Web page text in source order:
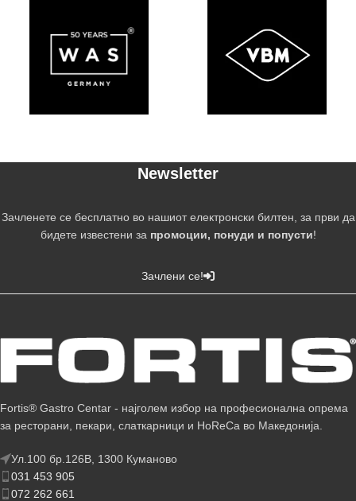
Newsletter
Зачленете се бесплатно во нашиот електронски билтен, за први да
бидете известени за промоции, понуди и попусти!
Зачлени се!
Fortis® Gastro Centar - најголем избор на професионална опрема
за ресторани, пекари, слаткарници и HoReCa во Македонија.
Ул.100 бр.126В, 1300 Куманово
031 453 905
072 262 661